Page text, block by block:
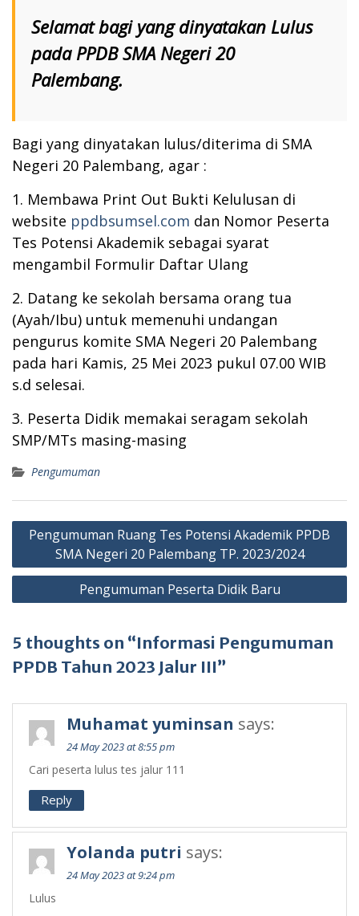
Selamat bagi yang dinyatakan Lulus
pada PPDB SMA Negeri 20
Palembang.
Bagi yang dinyatakan lulus/diterima di SMA
Negeri 20 Palembang, agar :
1. Membawa Print Out Bukti Kelulusan di
website ppdbsumsel.com dan Nomor Peserta
Tes Potensi Akademik sebagai syarat
mengambil Formulir Daftar Ulang
2. Datang ke sekolah bersama orang tua
(Ayah/Ibu) untuk memenuhi undangan
pengurus komite SMA Negeri 20 Palembang
pada hari Kamis, 25 Mei 2023 pukul 07.00 WIB
s.d selesai.
3. Peserta Didik memakai seragam sekolah
SMP/MTs masing-masing
Pengumuman
Post
navigation
Pengumuman Ruang Tes Potensi Akademik PPDB
SMA Negeri 20 Palembang TP. 2023/2024
Pengumuman Peserta Didik Baru
5 thoughts on “Informasi Pengumuman
PPDB Tahun 2023 Jalur III”
Muhamat yuminsan says:
24 May 2023 at 8:55 pm
Cari peserta lulus tes jalur 111
Reply
Yolanda putri says:
24 May 2023 at 9:24 pm
Lulus